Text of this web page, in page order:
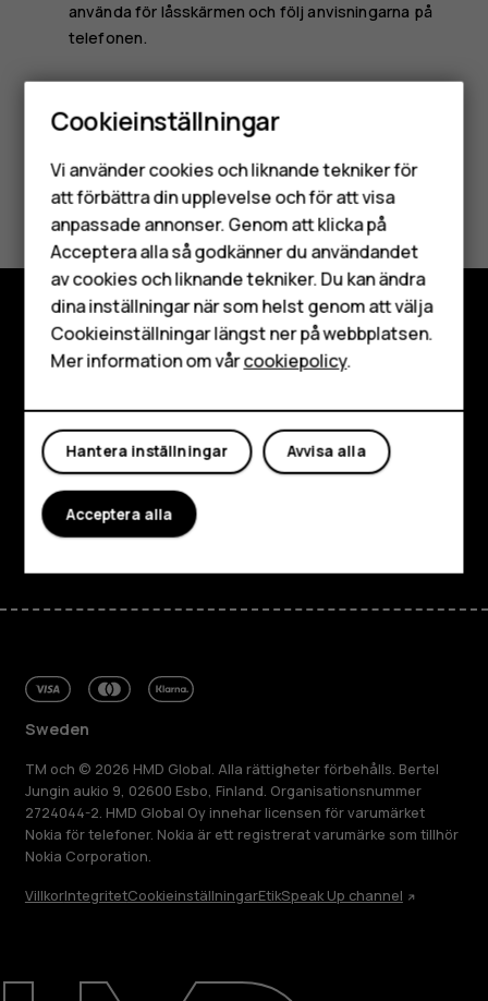
Smartphones
Mobiltelefoner
Tillbehör
HMD Terra M
Surfplattor
Reparera, återanvända, återvinna
använda för låsskärmen och följ anvisningarna på
telefonen.
Var detta till hjälp?
Ja Nej
Utforska
Planet and people
Kundservice
FacebookInstagram
TiktokYoutube
Sweden
TM och © 2026 HMD Global. Alla rättigheter förbehålls. Bertel
Jungin aukio 9, 02600 Esbo, Finland. Organisationsnummer
2724044-2. HMD Global Oy innehar licensen för varumärket
Nokia för telefoner. Nokia är ett registrerat varumärke som tillhör
Nokia Corporation.
VillkorIntegritetCookieinställningarEtikSpeak Up channel
Cookieinställningar
Vi använder cookies och liknande tekniker för
att förbättra din upplevelse och för att visa
anpassade annonser. Genom att klicka på
Acceptera alla så godkänner du användandet
av cookies och liknande tekniker. Du kan ändra
dina inställningar när som helst genom att välja
Cookieinställningar längst ner på webbplatsen.
Mer information om vårcookiepolicy.
Avvisa alla
Hantera inställningar
Acceptera alla